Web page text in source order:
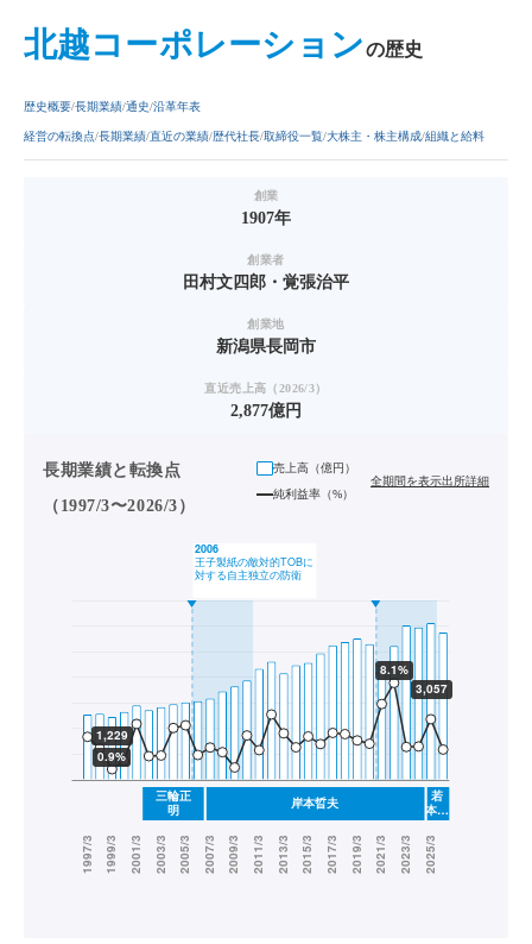
北越コーポレーションの歴史
歴史概要 長期業績 通史 沿革年表
経営の転換点 長期業績 直近の業績 歴代社長 取締役一覧 大株主・株主構成 組織と給料
創業
1907年
創業者
田村文四郎・覚張治平
創業地
新潟県長岡市
直近売上高（2026/3）
2,877億円
長期業績と転換点
（1997/3〜2026/3）
売上高（億円）
純利益率（%）
全期間を表示出所詳細